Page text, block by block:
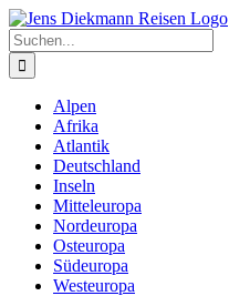
Zum
Inhalt
springen
Suche
nach:
Alpen
Afrika
Atlantik
Deutschland
Inseln
Mitteleuropa
Nordeuropa
Osteuropa
Südeuropa
Westeuropa